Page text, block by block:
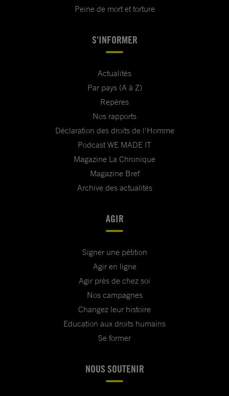
Peine de mort et torture
S'INFORMER
Actualités
Par pays (A à Z)
Repères
Nos rapports
Déclaration des droits de l'Homme
Podcast WE MADE IT
Magazine La Chronique
Magazine Bref
Archive des actualités
AGIR
Signer une pétition
Agir en ligne
Agir près de chez soi
Nos campagnes
Changez leur histoire
Education aux droits humains
Se former
NOUS SOUTENIR